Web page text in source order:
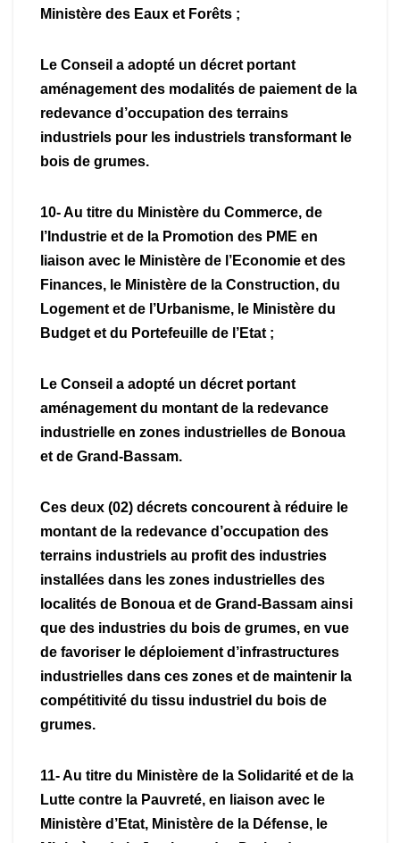
Ministère des Eaux et Forêts ;
Le Conseil a adopté un décret portant
aménagement des modalités de paiement de la
redevance d’occupation des terrains
industriels pour les industriels transformant le
bois de grumes.
10- Au titre du Ministère du Commerce, de
l’Industrie et de la Promotion des PME en
liaison avec le Ministère de l’Economie et des
Finances, le Ministère de la Construction, du
Logement et de l’Urbanisme, le Ministère du
Budget et du Portefeuille de l’Etat ;
Le Conseil a adopté un décret portant
aménagement du montant de la redevance
industrielle en zones industrielles de Bonoua
et de Grand-Bassam.
Ces deux (02) décrets concourent à réduire le
montant de la redevance d’occupation des
terrains industriels au profit des industries
installées dans les zones industrielles des
localités de Bonoua et de Grand-Bassam ainsi
que des industries du bois de grumes, en vue
de favoriser le déploiement d’infrastructures
industrielles dans ces zones et de maintenir la
compétitivité du tissu industriel du bois de
grumes.
11- Au titre du Ministère de la Solidarité et de la
Lutte contre la Pauvreté, en liaison avec le
Ministère d’Etat, Ministère de la Défense, le